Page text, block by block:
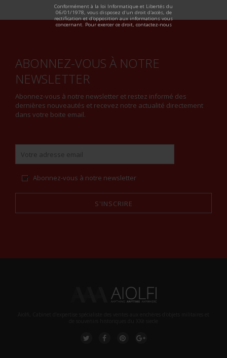
Conformément à la loi Informatique et Libertés du
06/01/1978, vous disposez d'un droit d'accès, de
rectification et d'opposition aux informations vous
concernant. Pour exercer ce droit, contactez-nous
ABONNEZ-VOUS À NOTRE
NEWSLETTER
Abonnez-vous à notre newsletter et restez informé des
dernières nouveautés et recevez notre actualité directement
dans votre boite email.
Abonnez-vous à notre newsletter
S'INSCRIRE